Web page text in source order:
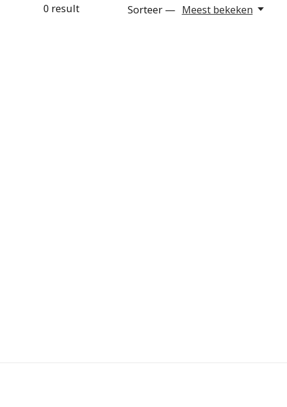
0 result Sorteer — Meest bekeken